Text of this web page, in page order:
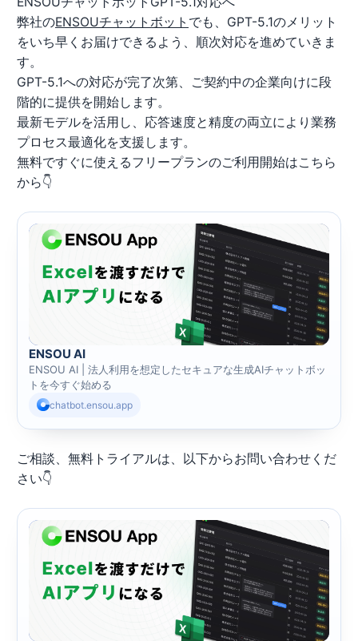
弊社のENSOUチャットボット でも、GPT-5.1のメリット
をいち早くお届けできるよう、順次対応を進めていきま
す。
GPT-5.1への対応が完了次第、ご契約中の企業向けに段
階的に提供を開始します。
最新モデルを活用し、応答速度と精度の両立により業務
プロセス最適化を支援します。
無料ですぐに使えるフリープランのご利用開始はこちら
から👇
ENSOU AI
ENSOU AI | 法人利用を想定したセキュアな生成AIチャットボッ
トを今すぐ始める
chatbot.ensou.app
ご相談、無料トライアルは、以下からお問い合わせくだ
さい👇